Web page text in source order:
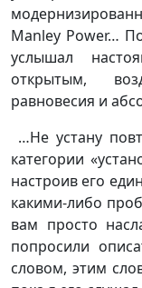
Manley Power…
услышал
открытым,
равновесия и
…Не устану
категории
настроив его
какими-либо
вам просто
попросили
словом, этим